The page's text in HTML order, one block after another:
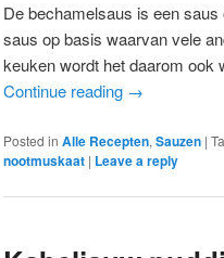
De bechamelsaus is een
saus op basis waarvan vele
keuken wordt het daarom ook
Continue reading →
Posted in Alle Recepten, Sauzen |
nootmuskaat | Leave a reply